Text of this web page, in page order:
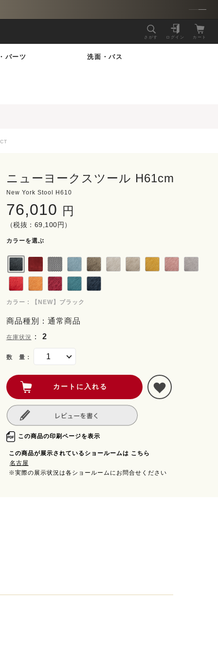
さがす ログイン カート
パーツ 洗面・バス
ニューヨークスツール H61cm
New York Stool H610
76,010 円
（税抜：69,100円）
カラーを選ぶ
カラー : 【NEW】ブラック
商品種別：通常商品
在庫状況 ： 2
数 量：
この商品の印刷ページを表示
この商品が展示されているショールームは こちら
名古屋
※実際の展示状況は各ショールームにお問合せください